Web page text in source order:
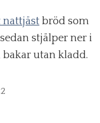
nattjäst bröd som
stjälper ner i
utan kladd.